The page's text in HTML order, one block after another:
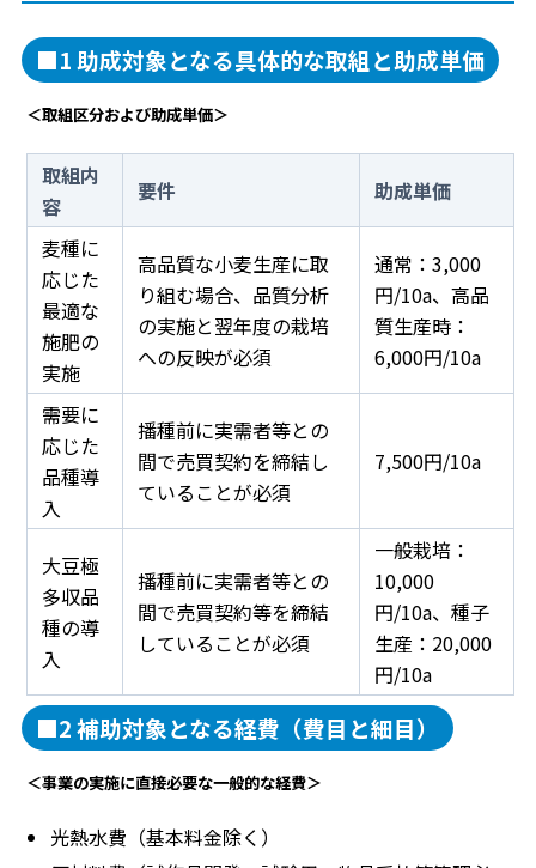
■1 助成対象となる具体的な取組と助成単価
＜取組区分および助成単価＞
取組内
容
要件
助成単価
麦種に
応じた
最適な
施肥の
実施
高品質な小麦生産に取
り組む場合、品質分析
の実施と翌年度の栽培
への反映が必須
通常：3,000
円/10a、高品
質生産時：
6,000円/10a
需要に
応じた
品種導
入
播種前に実需者等との
間で売買契約を締結し
ていることが必須
7,500円/10a
大豆極
多収品
種の導
入
播種前に実需者等との
間で売買契約等を締結
していることが必須
一般栽培：
10,000
円/10a、種子
生産：20,000
円/10a
■2 補助対象となる経費（費目と細目）
＜事業の実施に直接必要な一般的な経費＞
光熱水費（基本料金除く）